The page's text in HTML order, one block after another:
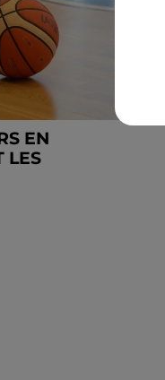
EN
LES